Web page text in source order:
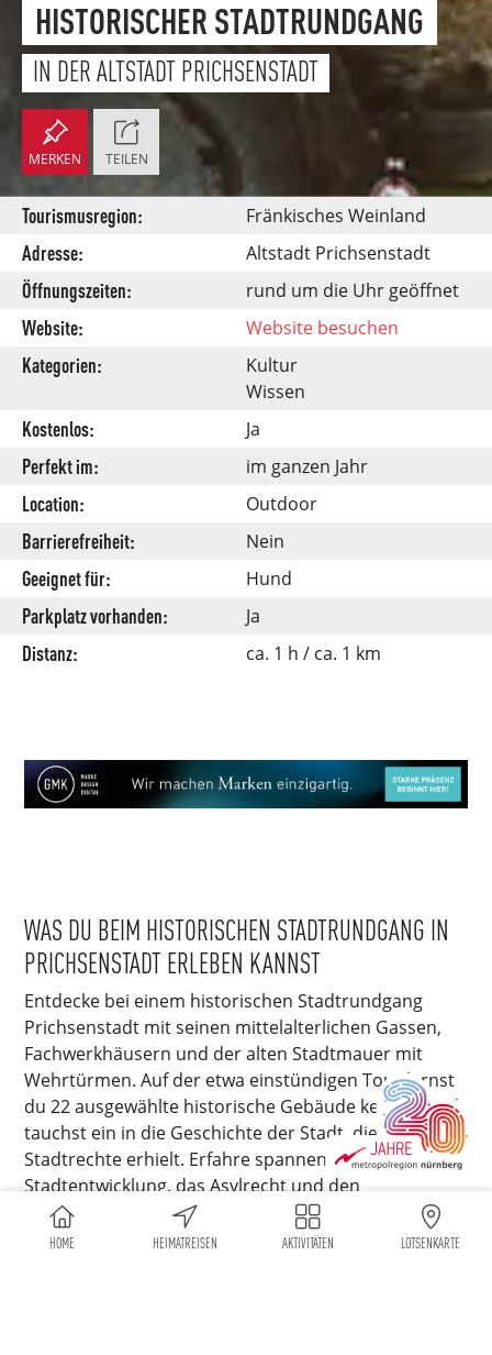
HOME HEIMATREISEN AKTIVITÄTEN LOTSENKARTE
HISTORISCHER STADTRUNDGANG
IN DER ALTSTADT PRICHSENSTADT
MERKEN TEILEN
Tourismusregion: Fränkisches Weinland
Adresse: Altstadt Prichsenstadt
Öffnungszeiten: rund um die Uhr geöffnet
Website: Website besuchen
Kategorien:
Kultur
Wissen
Kostenlos: Ja
Perfekt im: im ganzen Jahr
Location: Outdoor
Barrierefreiheit: Nein
Geeignet für: Hund
Parkplatz vorhanden: Ja
Distanz: ca. 1 h / ca. 1 km
WAS DU BEIM HISTORISCHEN STADTRUNDGANG IN
PRICHSENSTADT ERLEBEN KANNST
Entdecke bei einem historischen Stadtrundgang
Prichsenstadt mit seinen mittelalterlichen Gassen,
Fachwerkhäusern und der alten Stadtmauer mit
Wehrtürmen. Auf der etwa einstündigen Tour lernst
du 22 ausgewählte historische Gebäude kennen und
tauchst ein in die Geschichte der Stadt, die 1367 ihre
Stadtrechte erhielt. Erfahre spannende Details über
Stadtentwicklung, das Asylrecht und den
Wiederaufbau nach Kriegszerstörungen. Der
Rundgang verbindet Kultur, Geschichte und